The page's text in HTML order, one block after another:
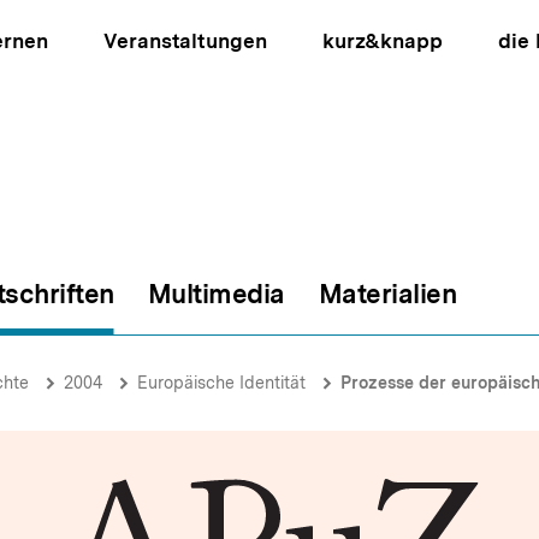
Veranstaltungen kurz&knapp die
Multimedia Materialien
2004 Europäische Identität Prozesse der